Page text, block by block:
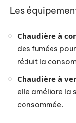
Les
Chaudière à
des fumées
réduit la
Chaudière à
elle améliore la
consommée.